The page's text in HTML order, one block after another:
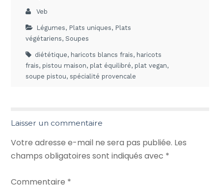
Veb
Légumes, Plats uniques, Plats
végétariens,Soupes
diététique, haricots blancs frais, haricots
frais, pistou maison, plat équilibré, plat vegan,
soupe pistou,spécialité provencale
Laisser un commentaire
Votre adresse e-mail ne sera pas publiée. Les
champs obligatoires sont indiqués avec *
Commentaire *